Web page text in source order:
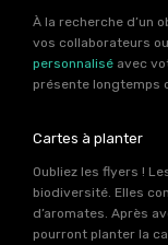
À la recherche d’un
vos collaborateurs
personnalisé avec
présente longtemps
Cartes à planter
Oubliez les flyers !
biodiversité. Elles
d’aromates. Après
pourront planter la